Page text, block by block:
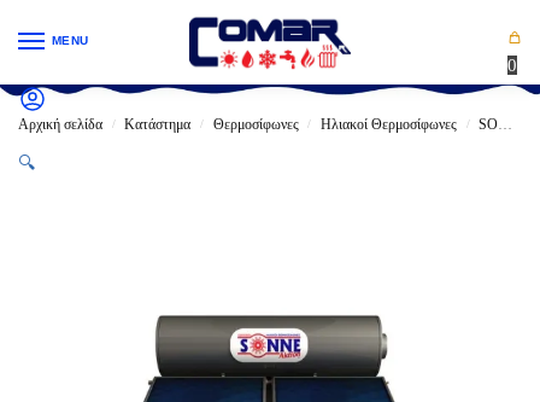
MENU
0
Αρχική σελίδα / Κατάστημα / Θερμοσίφωνες / Ηλιακοί Θερμοσίφωνες / SONNE
🔍